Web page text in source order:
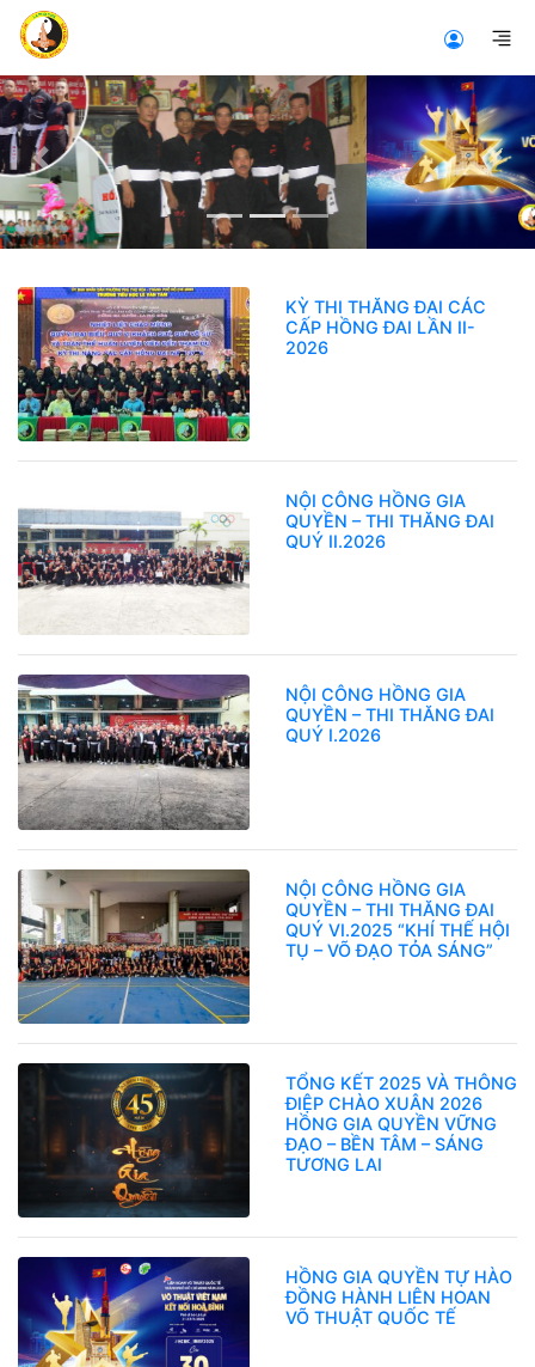
Previous Next
KỲ THI THĂNG ĐAI CÁC
CẤP HỒNG ĐAI LẦN II-
2026
NỘI CÔNG HỒNG GIA
QUYỀN – THI THĂNG ĐAI
QUÝ II.2026
NỘI CÔNG HỒNG GIA
QUYỀN – THI THĂNG ĐAI
QUÝ I.2026
NỘI CÔNG HỒNG GIA
QUYỀN – THI THĂNG ĐAI
QUÝ VI.2025 “KHÍ THẾ HỘI
TỤ – VÕ ĐẠO TỎA SÁNG”
TỔNG KẾT 2025 VÀ THÔNG
ĐIỆP CHÀO XUÂN 2026
HỒNG GIA QUYỀN VỮNG
ĐẠO – BỀN TÂM – SÁNG
TƯƠNG LAI
HỒNG GIA QUYỀN TỰ HÀO
ĐỒNG HÀNH LIÊN HOAN
VÕ THUẬT QUỐC TẾ